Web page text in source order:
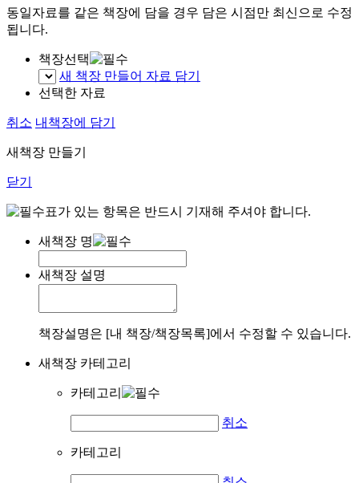
동일자료를 같은 책장에 담을 경우 담은 시점만 최신으로 수정
됩니다.
책장선택
새 책장 만들어 자료 담기
선택한 자료
취소 내책장에 담기
새책장 만들기
닫기
표가 있는 항목은 반드시 기재해 주셔야 합니다.
새책장 명
새책장 설명
책장설명은 [내 책장/책장목록]에서 수정할 수 있습니다.
새책장 카테고리
카테고리
취소
카테고리